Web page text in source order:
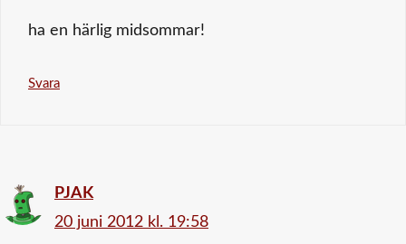
ha en härlig midsommar!
Svara
PJAK
20 juni 2012 kl. 19:58